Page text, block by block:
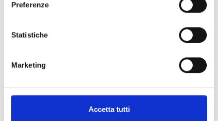
Preferenze
Statistiche
Marketing
Accetta tutti
GESTIONE BENI
⇨ Facile Consumo
⇨ Ufficio Acquisti